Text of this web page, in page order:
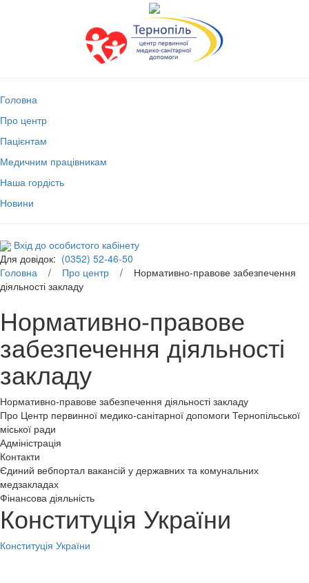
Головна
Про центр
Пацієнтам
Медичним працівникам
Наша гордість
Новини
Вхід до особистого кабінету
Для довідок: (0352) 52-46-50
Головна / Про центр / Нормативно-правове забезпечення
діяльності закладу
Нормативно-правове
забезпечення діяльності
закладу
Нормативно-правове забезпечення діяльності закладу
Про Центр первинної медико-санітарної допомоги Тернопільської
міської ради
Адміністрація
Контакти
Єдиний вебпортал вакансій у державних та комунальних
медзакладах
Фінансова діяльність
Конституція України
Конституція України